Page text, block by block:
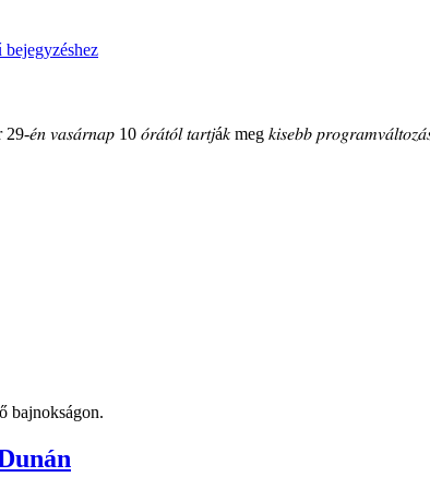
10 𝑜́𝑟𝑎́𝑡𝑜́𝑙 𝑡𝑎𝑟𝑡𝑗á𝑘 meg 𝑘𝑖𝑠𝑒𝑏𝑏
bajnokságon.